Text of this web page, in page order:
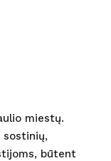
miestų.
sostinių,
būtent